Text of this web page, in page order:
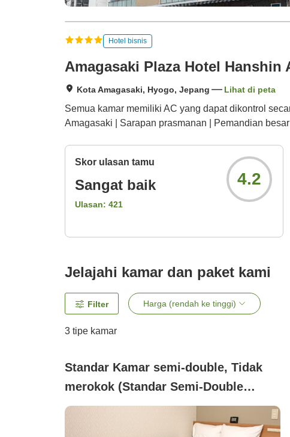
Hotel bisnis
Amagasaki Plaza Hotel Hanshin
Kota Amagasaki, Hyogo, Jepang Lihat di peta
Semua kamar memiliki AC yang dapat dikontrol
Amagasaki | Sarapan prasmanan | Pemandian
Skor ulasan tamu
Sangat baik
Ulasan: 421
4.2
Jelajahi kamar dan paket kami
Filter Harga (rendah ke tinggi)
3 tipe kamar
Standar Kamar semi-double, Tidak
merokok (Standar Semi-Double
(bebas asap rokok) Lebar Tempat